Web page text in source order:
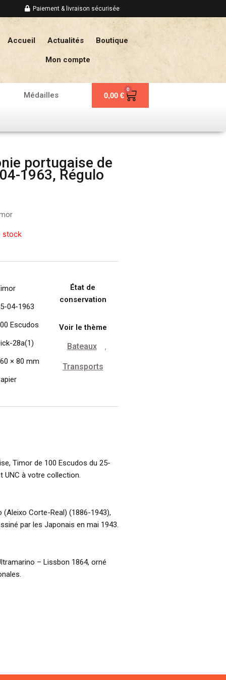
Paiement & livraison sécurisée
Accueil Actualités Boutique
Mon compte
Médailles 0,00 €
0
Panier
portugaise de
1963, Régulo
stock
04-1963
Escudos
28a(1)
× 80 mm
État de
conservation
Voir le thème
Bateaux ,
Transports
Timor de 100 Escudos du 25-
UNC à votre collection.
Corte-Real) (1886-1943),
par les Japonais en mai 1943.
– Lissbon 1864, orné